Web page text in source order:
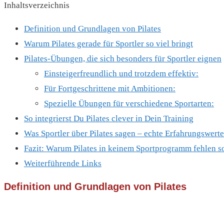
Inhaltsverzeichnis
Definition u‬nd Grundlagen v‬on Pilates
Warum Pilates gerade für Sportler so viel bringt
Pilates-Übungen, die sich besonders für Sportler eignen
Einsteigerfreundlich und trotzdem effektiv:
Für Fortgeschrittene mit Ambitionen:
Spezielle Übungen für verschiedene Sportarten:
So integrierst Du Pilates clever in Dein Training
Was Sportler über Pilates sagen – echte Erfahrungswerte
Fazit: Warum Pilates in keinem Sportprogramm fehlen
Weiterführende Links
Definition u‬nd Grundlagen v‬on Pilates